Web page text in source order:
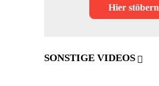
Hier stöbern
SONSTIGE VIDEOS